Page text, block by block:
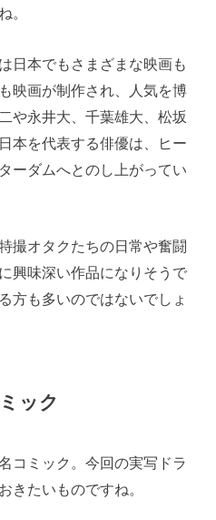
。
日本でもさまざまな映画も
映画が制作され、人気を博
や永井大、千葉雄大、松坂
本を代表する俳優は、ヒー
ーダムへとのし上がってい
撮オタクたちの日常や奮闘
興味深い作品になりそうで
方も多いのではないでしょ
ック
コミック。今回の実写ドラ
きたいものですね。